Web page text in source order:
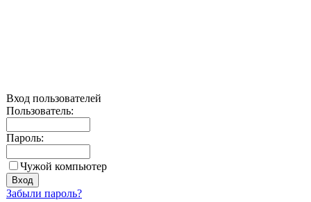
Вход пользователей
Пользователь:
Пароль:
Чужой компьютер
Забыли пароль?